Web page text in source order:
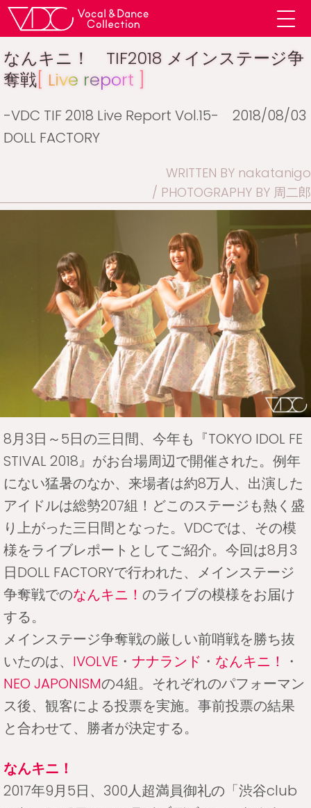
なんキニ！ TIF2018 メインステージ争
奪戦[ Live report ]
-VDC TIF 2018 Live Report Vol.15- 2018/08/03
DOLL FACTORY
WRITTEN BY nakatanigo
PHOTOGRAPHY BY 周二郎
8月3日～5日の三日間、今年も『TOKYO IDOL FE
STIVAL 2018』がお台場周辺で開催された。例年
にない猛暑のなか、来場者は約8万人、出演した
アイドルは総勢207組！どこのステージも熱く盛
り上がった三日間となった。VDCでは、その模
様をライブレポートとしてご紹介。今回は8月3
日DOLL FACTORYで行われた、メインステージ
争奪戦でのなんキニ！ のライブの模様をお届け
する。
メインステージ争奪戦の厳しい前哨戦を勝ち抜
いたのは、 IVOLVE ・ ナナランド ・ なんキニ！
・
NEO JAPONISMの4組。それぞれのパフォーマン
ス後、観客による投票を実施。事前投票の結果
と合わせて、勝者が決定する。
なんキニ！
2017年9月5日、300人超満員御礼の「渋谷club